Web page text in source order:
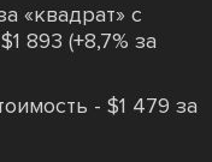
«квадрат» с
893 (+8,7% за
- $1 479 за